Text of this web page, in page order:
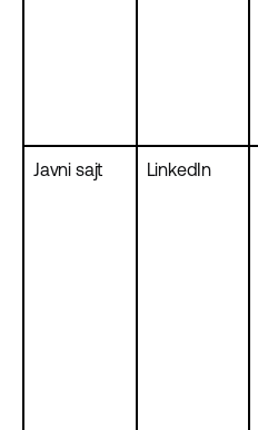
Javni sajt LinkedIn